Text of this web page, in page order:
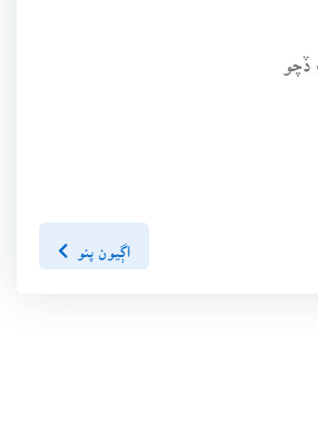
ڏچو
اڳيون پنو